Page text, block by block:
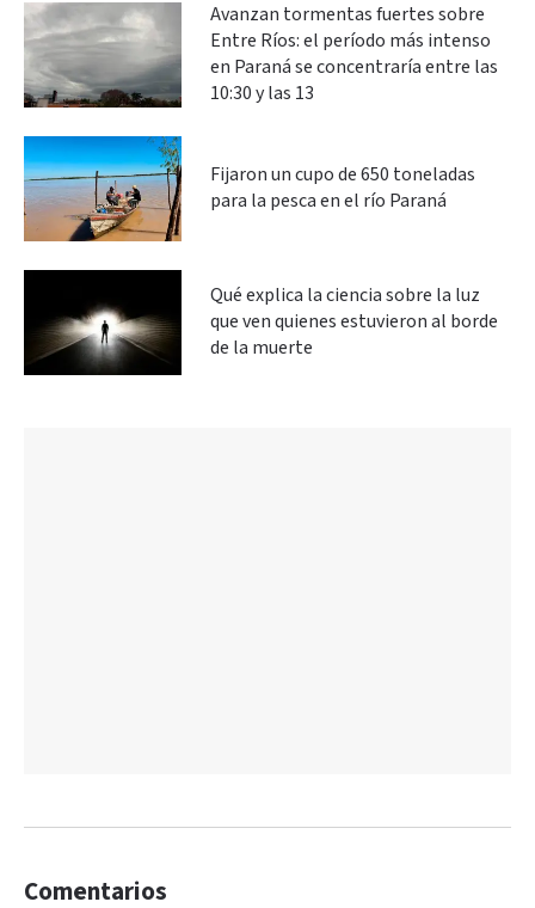
Avanzan tormentas fuertes sobre
Entre Ríos: el período más intenso
en Paraná se concentraría entre las
10:30 y las 13
Fijaron un cupo de 650 toneladas
para la pesca en el río Paraná
Qué explica la ciencia sobre la luz
que ven quienes estuvieron al borde
de la muerte
Comentarios